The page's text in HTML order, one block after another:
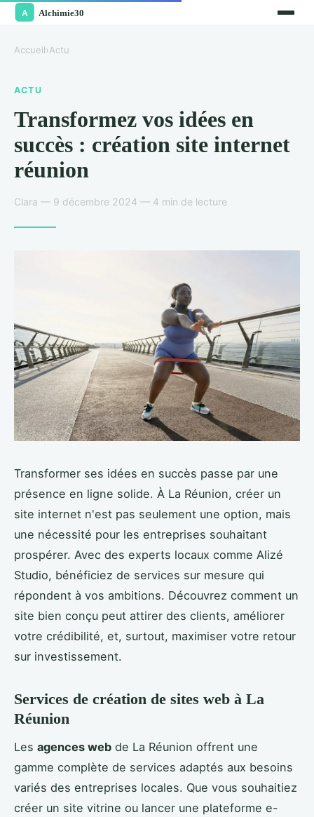
Accueil›Actu
ACTU
Transformez vos idées en
succès : création site internet
réunion
Clara — 9 décembre 2024 — 4 min de lecture
Transformer ses idées en succès passe par une
présence en ligne solide. À La Réunion, créer un
site internet n'est pas seulement une option, mais
une nécessité pour les entreprises souhaitant
prospérer. Avec des experts locaux comme Alizé
Studio, bénéficiez de services sur mesure qui
répondent à vos ambitions. Découvrez comment un
site bien conçu peut attirer des clients, améliorer
votre crédibilité, et, surtout, maximiser votre retour
sur investissement.
Services de création de sites web à La
Réunion
Les agences web de La Réunion offrent une
gamme complète de services adaptés aux besoins
variés des entreprises locales. Que vous souhaitiez
créer un site vitrine ou lancer une plateforme e-